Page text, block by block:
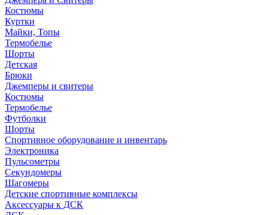
Костюмы
Куртки
Майки, Топы
Термобелье
Шорты
Детская
Брюки
Джемперы и свитеры
Костюмы
Термобелье
Футболки
Шорты
Спортивное оборудование и инвентарь
Электроника
Пульсометры
Секундомеры
Шагомеры
Детские спортивные комплексы
Аксессуары к ДСК